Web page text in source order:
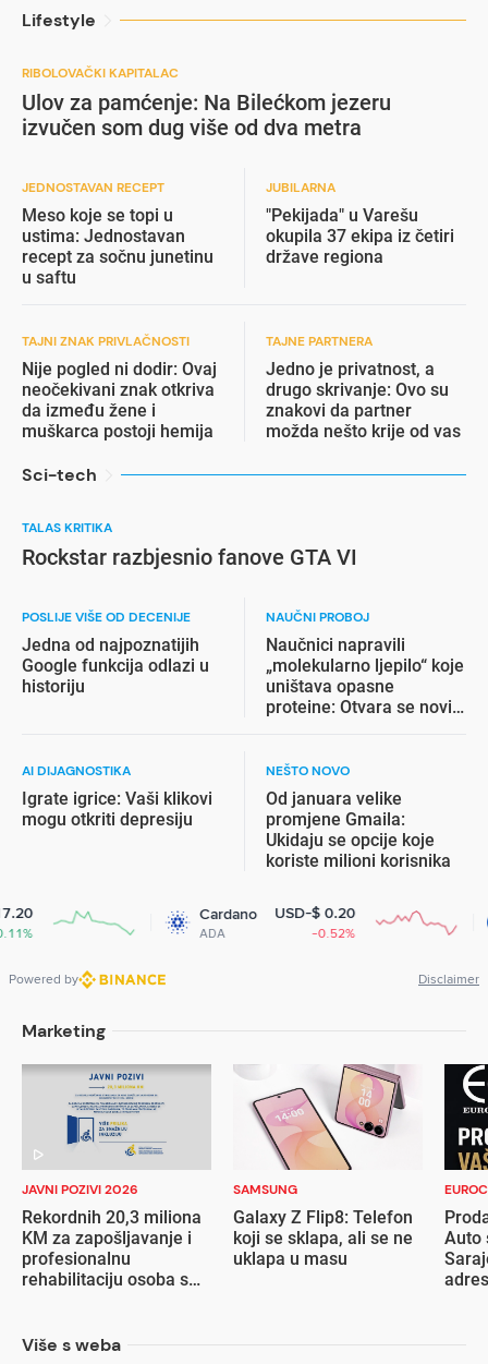
Lifestyle
RIBOLOVAČKI KAPITALAC
Ulov za pamćenje: Na Bilećkom jezeru
izvučen som dug više od dva metra
JEDNOSTAVAN RECEPT
Meso koje se topi u
ustima: Jednostavan
recept za sočnu junetinu
u saftu
JUBILARNA
"Pekijada" u Varešu
okupila 37 ekipa iz četiri
države regiona
TAJNI ZNAK PRIVLAČNOSTI
Nije pogled ni dodir: Ovaj
neočekivani znak otkriva
da između žene i
muškarca postoji hemija
TAJNE PARTNERA
Jedno je privatnost, a
drugo skrivanje: Ovo su
znakovi da partner
možda nešto krije od vas
Sci-tech
TALAS KRITIKA
Rockstar razbjesnio fanove GTA VI
POSLIJE VIŠE OD DECENIJE
Jedna od najpoznatijih
Google funkcija odlazi u
historiju
NAUČNI PROBOJ
Naučnici napravili
„molekularno ljepilo“ koje
uništava opasne
proteine: Otvara se novi
AI DIJAGNOSTIKA
Igrate igrice: Vaši klikovi
mogu otkriti depresiju
NEŠTO NOVO
Od januara velike
promjene Gmaila:
Ukidaju se opcije koje
koriste milioni korisnika
Cardano
ADA
USD-$ 0.20
Powered by Disclaimer
Marketing
JAVNI POZIVI 2026
Rekordnih 20,3 miliona
KM za zapošljavanje i
profesionalnu
rehabilitaciju osoba s
SAMSUNG
Galaxy Z Flip8: Telefon
koji se sklapa, ali se ne
uklapa u masu
Auto
Više s weba